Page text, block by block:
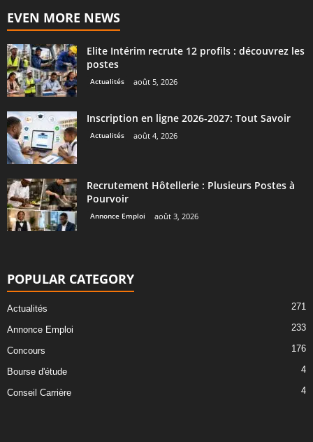
EVEN MORE NEWS
Elite Intérim recrute 12 profils : découvrez les
postes
Actualités août 5, 2026
Inscription en ligne 2026-2027: Tout Savoir
Actualités août 4, 2026
Recrutement Hôtellerie : Plusieurs Postes à
Pourvoir
Annonce Emploi août 3, 2026
POPULAR CATEGORY
Actualités 271
Annonce Emploi 233
Concours 176
Bourse d'étude 4
Conseil Carrière 4